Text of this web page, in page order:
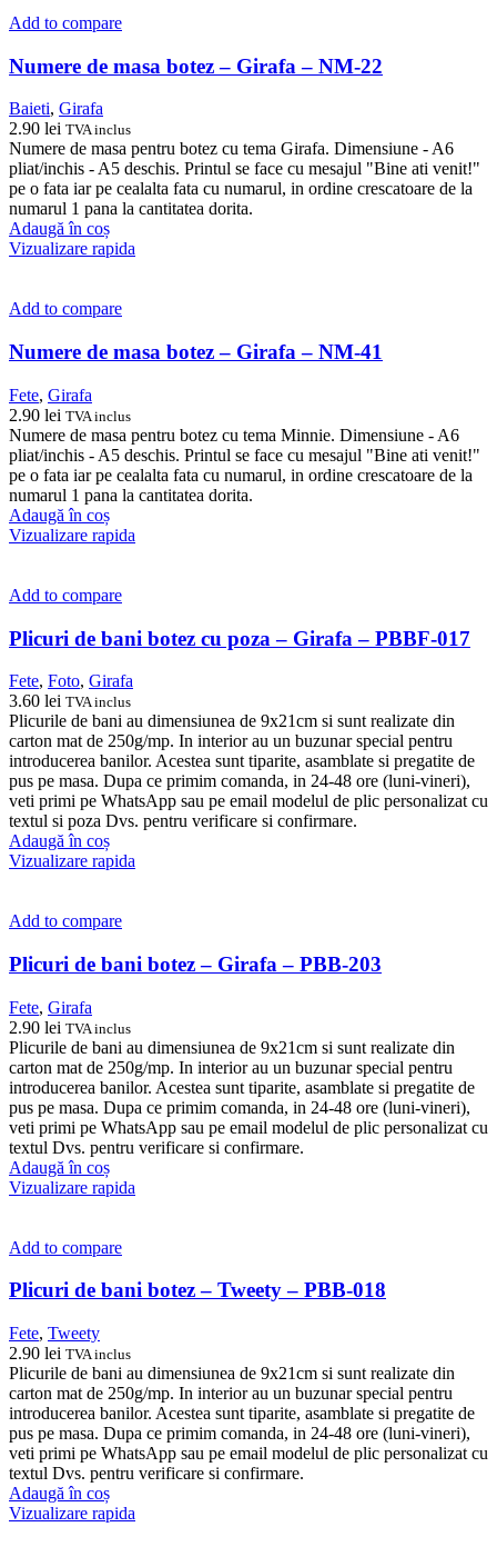
Add to compare
Numere de masa botez – Girafa – NM-22
Baieti, Girafa
2.90 lei TVA inclus
Numere de masa pentru botez cu tema Girafa. Dimensiune - A6
pliat/inchis - A5 deschis. Printul se face cu mesajul "Bine ati venit!"
pe o fata iar pe cealalta fata cu numarul, in ordine crescatoare de la
numarul 1 pana la cantitatea dorita.
Adaugă în coș
Vizualizare rapida
Add to compare
Numere de masa botez – Girafa – NM-41
Fete, Girafa
2.90 lei TVA inclus
Numere de masa pentru botez cu tema Minnie. Dimensiune - A6
pliat/inchis - A5 deschis. Printul se face cu mesajul "Bine ati venit!"
pe o fata iar pe cealalta fata cu numarul, in ordine crescatoare de la
numarul 1 pana la cantitatea dorita.
Adaugă în coș
Vizualizare rapida
Add to compare
Plicuri de bani botez cu poza – Girafa – PBBF-017
Fete, Foto, Girafa
3.60 lei TVA inclus
Plicurile de bani au dimensiunea de 9x21cm si sunt realizate din
carton mat de 250g/mp. In interior au un buzunar special pentru
introducerea banilor. Acestea sunt tiparite, asamblate si pregatite de
pus pe masa. Dupa ce primim comanda, in 24-48 ore (luni-vineri),
veti primi pe WhatsApp sau pe email modelul de plic personalizat cu
textul si poza Dvs. pentru verificare si confirmare.
Adaugă în coș
Vizualizare rapida
Add to compare
Plicuri de bani botez – Girafa – PBB-203
Fete, Girafa
2.90 lei TVA inclus
Plicurile de bani au dimensiunea de 9x21cm si sunt realizate din
carton mat de 250g/mp. In interior au un buzunar special pentru
introducerea banilor. Acestea sunt tiparite, asamblate si pregatite de
pus pe masa. Dupa ce primim comanda, in 24-48 ore (luni-vineri),
veti primi pe WhatsApp sau pe email modelul de plic personalizat cu
textul Dvs. pentru verificare si confirmare.
Adaugă în coș
Vizualizare rapida
Add to compare
Plicuri de bani botez – Tweety – PBB-018
Fete, Tweety
2.90 lei TVA inclus
Plicurile de bani au dimensiunea de 9x21cm si sunt realizate din
carton mat de 250g/mp. In interior au un buzunar special pentru
introducerea banilor. Acestea sunt tiparite, asamblate si pregatite de
pus pe masa. Dupa ce primim comanda, in 24-48 ore (luni-vineri),
veti primi pe WhatsApp sau pe email modelul de plic personalizat cu
textul Dvs. pentru verificare si confirmare.
Adaugă în coș
Vizualizare rapida